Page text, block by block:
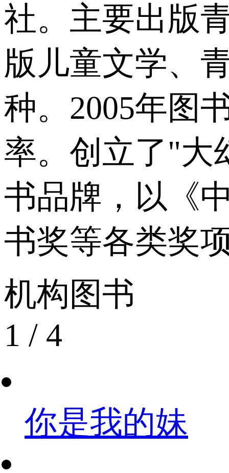
社。主要出版
版儿童文学、
种。2005年图
率。创立了"大
书品牌，以《
书奖等各类奖
机构图书
1 / 4
你是我的妹